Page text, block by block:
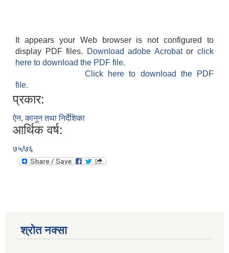
It appears your Web browser is not configured to
display PDF files.
Download adobe Acrobatorclick
here to download the PDF file.
Click here to download the PDF
file.
प्रकार:
ऐन, कानुन तथा निर्देशिका
आर्थिक वर्ष:
७५/७६
श्रोत नक्सा